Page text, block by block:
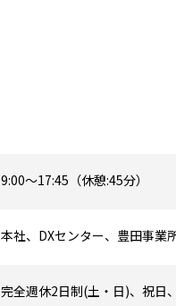
9:00～17:45（休憩:45分）
本社、DXセンター、豊田事業
完全週休2日制(土・日)、祝日